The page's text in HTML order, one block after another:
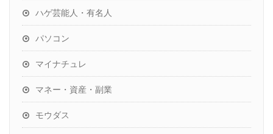
ハゲ芸能人・有名人
パソコン
マイナチュレ
マネー・資産・副業
モウダス